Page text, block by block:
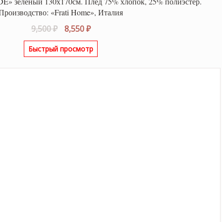
«Frati Home», Италия
9,500₽
Первоначальная
цена
составляла
8,550₽Текущая
цена:
8,550 ₽.
Быстрый просмотр